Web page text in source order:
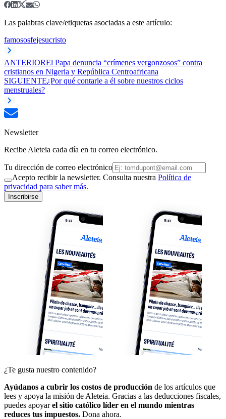
Las palabras clave/etiquetas asociadas a este artículo:
famososfejesucristo
ANTERIOREl Papa denuncia “crímenes vergonzosos” contra
cristianos en Nigeria y República Centroafricana
SIGUIENTE¿Por qué contarle a él sobre nuestros ciclos
menstruales?
Newsletter
Recibe Aleteia cada día en tu correo electrónico.
Tu dirección de correo electrónico
Acepto recibir la newsletter. Consulta nuestra Política de
privacidad para saber más.
Inscribirse
¿Te gusta nuestro contenido?
Ayúdanos a cubrir los costos de producción de los artículos que
lees y apoya la misión de Aleteia. Gracias a las deducciones fiscales,
puedes apoyarel sitio católico líder en el mundo mientras
reduces tus impuestos. Dona ahora.